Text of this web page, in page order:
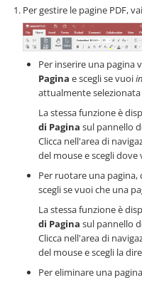
Per gestire le pagine PDF,
Per inserire una pagina
Pagina e scegli se vuoi
attualmente selezionata
La stessa funzione è
di Pagina sul pannello
Clicca nell'area di
del mouse e scegli
Per ruotare una pagina,
scegli se vuoi che una
La stessa funzione è
di Pagina sul pannello
Clicca nell'area di
del mouse e scegli la
Per eliminare una